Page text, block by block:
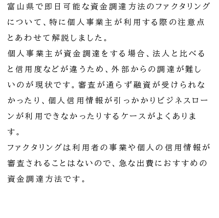
富山県で即日可能な資金調達方法のファクタリング
について、特に個人事業主が利用する際の注意点
とあわせて解説しました。
個人事業主が資金調達をする場合、法人と比べる
と信用度などが違うため、外部からの調達が難し
いのが現状です。審査が通らず融資が受けられな
かったり、個人信用情報が引っかかりビジネスロー
ンが利用できなかったりするケースがよくありま
す。
ファクタリングは利用者の事業や個人の信用情報が
審査されることはないので、急な出費におすすめの
資金調達方法です。